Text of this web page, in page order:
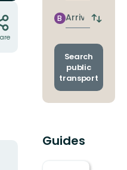
stop
Arrival
B
Switch
and
Search
public
transport
Guides